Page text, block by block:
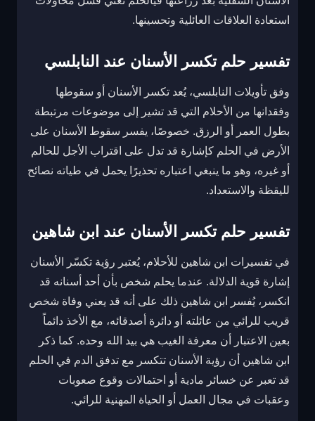
استعادة العلاقات العائلية وتحسينها.
تفسير حلم تكسر الأسنان عند النابلسي
وفق تأويلات النابلسي، يُعد تكسر الأسنان أو سقوطها
وفقدانها من الأحلام التي قد تشير إلى موضوعات مرتبطة
بطول العمر أو الرزق. خصوصًا، يفسر سقوط الأسنان على
الأرض في الحلم كإشارة قد تدل على اقتراب الأجل للحالم
أو غيره، وهو ما ينبغي اعتباره تحذيرًا يحمل في طياته نصائح
لليقظة والاستعداد.
تفسير حلم تكسر الأسنان عند ابن شاهين
في تفسيرات ابن شاهين للأحلام، يُعتبر رؤية تكسّر الأسنان
إشارة قوية الدلالة. عندما يحلم شخص بأن أحد أسنانه قد
انكسر، يُفسر ابن شاهين ذلك على أنه قد يعني وفاة شخص
قريب للرائي من عائلته أو دائرة أصدقائه، مع الأخذ دائماً
بعين الاعتبار أن معرفة الغيب هي بيد الله وحده. كما ذكر
ابن شاهين أن رؤية الأسنان تتكسر مع تدفق الدم في الحلم
قد تعبر عن خسائر مادية أو احتمالات وقوع صعوبات
وعقبات في مجال العمل أو الحياة المهنية للرائي.